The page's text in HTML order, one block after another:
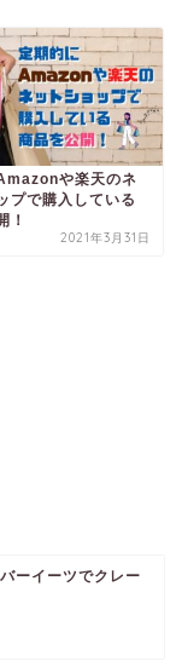
や楽天のネ
プで購入している
！
2021年3月31日
ーイーツでクレー